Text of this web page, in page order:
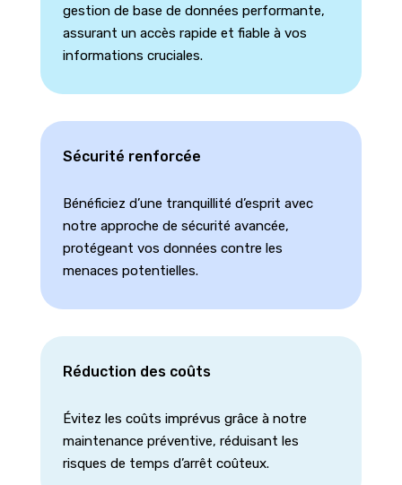
gestion de base de données performante,
assurant un accès rapide et fiable à vos
informations cruciales.
Sécurité renforcée
Bénéficiez d’une tranquillité d’esprit avec
notre approche de sécurité avancée,
protégeant vos données contre les
menaces potentielles.
Réduction des coûts
Évitez les coûts imprévus grâce à notre
maintenance préventive, réduisant les
risques de temps d’arrêt coûteux.